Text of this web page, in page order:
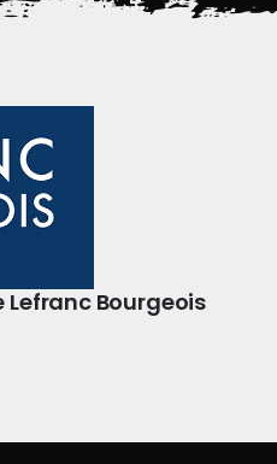
Bourgeois